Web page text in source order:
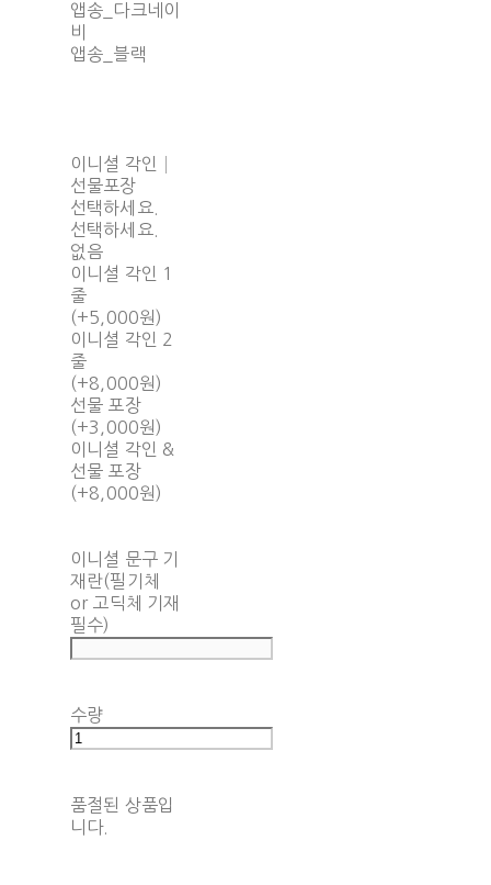
앱송_다크네이
비
앱송_블랙
이니셜 각인│
선물포장
선택하세요.
선택하세요.
없음
이니셜 각인 1
줄
(+5,000원)
이니셜 각인 2
줄
(+8,000원)
선물 포장
(+3,000원)
이니셜 각인 &
선물 포장
(+8,000원)
이니셜 문구 기
재란(필기체
or 고딕체 기재
필수)
수량
품절된 상품입
니다.